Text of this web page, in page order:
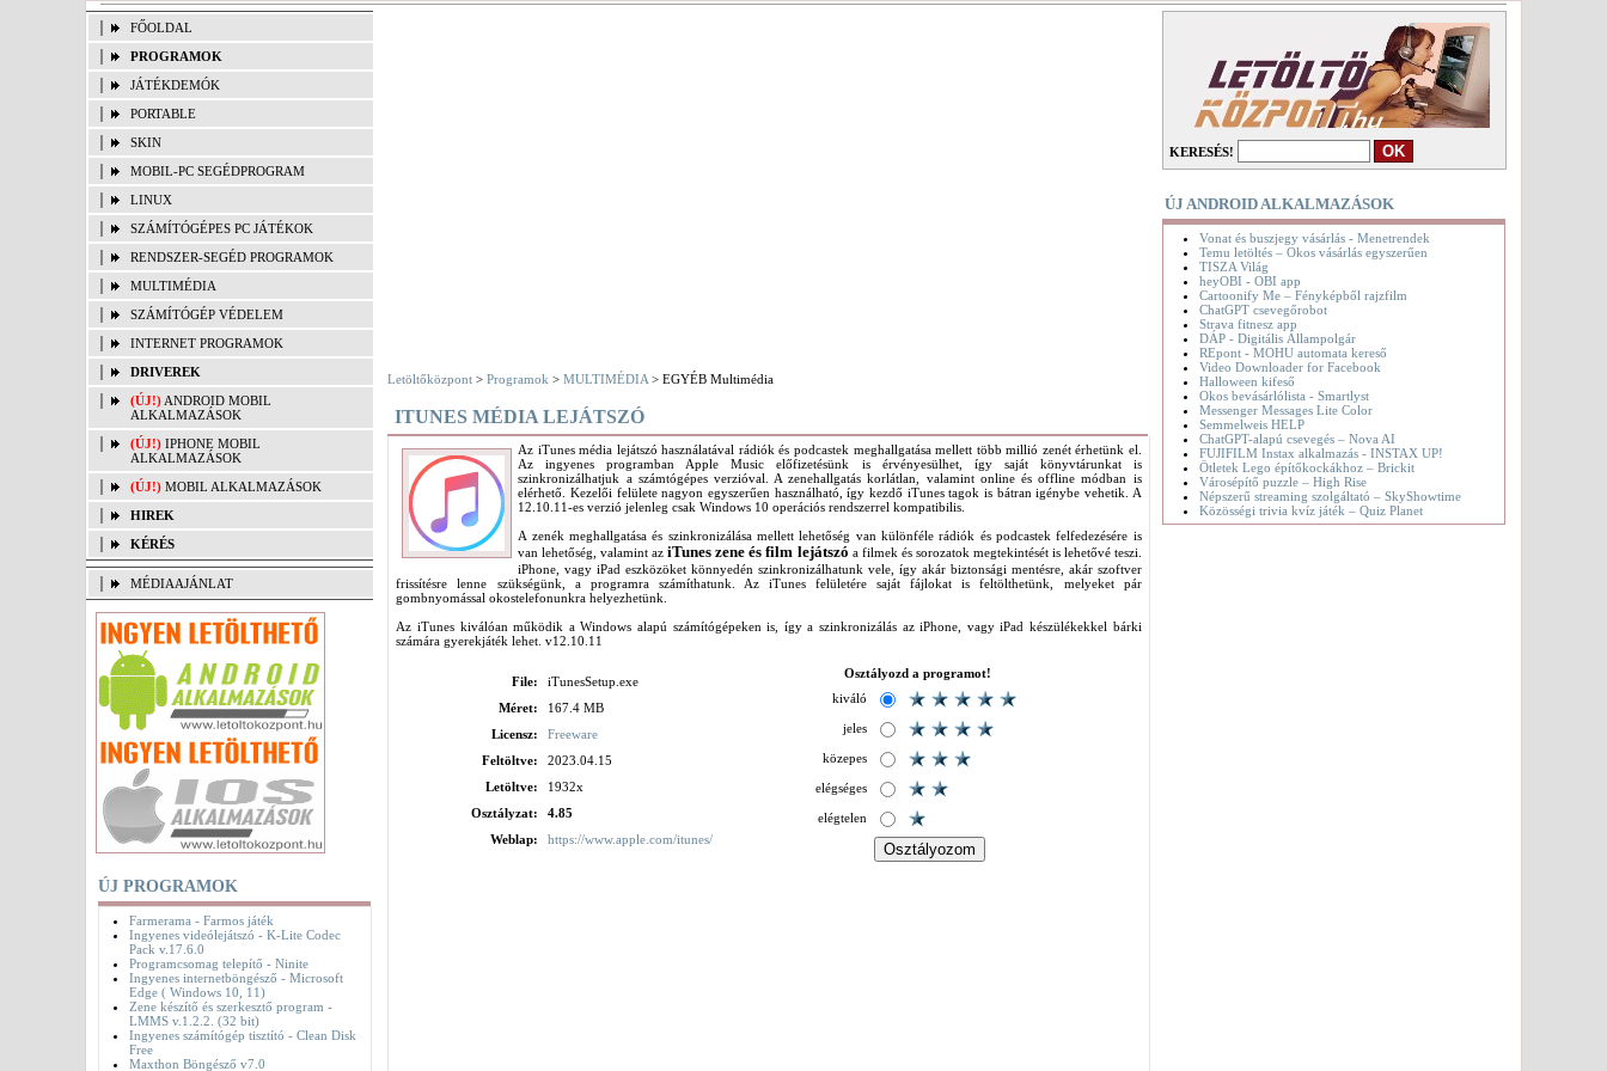
FŐOLDAL
PROGRAMOK
JÁTÉKDEMÓK
PORTABLE
SKIN
MOBIL-PC SEGÉDPROGRAM
LINUX
SZÁMÍTÓGÉPES PC JÁTÉKOK
RENDSZER-SEGÉD PROGRAMOK
MULTIMÉDIA
SZÁMÍTÓGÉP VÉDELEM
INTERNET PROGRAMOK
DRIVEREK
(ÚJ!) ANDROID MOBIL
ALKALMAZÁSOK
(ÚJ!) IPHONE MOBIL
ALKALMAZÁSOK
(ÚJ!) MOBIL ALKALMAZÁSOK
HIREK
KÉRÉS
MÉDIAAJÁNLAT
ÚJ PROGRAMOK
Farmerama - Farmos játék
Ingyenes videólejátszó - K-Lite Codec
Pack v.17.6.0
Programcsomag telepítő - Ninite
Ingyenes internetböngésző - Microsoft
Edge ( Windows 10, 11)
Zene készítő és szerkesztő program -
LMMS v.1.2.2. (32 bit)
Ingyenes számítógép tisztító - Clean Disk
Free
Maxthon Böngésző v7.0
Letöltőközpont > Programok > MULTIMÉDIA > EGYÉB Multimédia
ITUNES MÉDIA LEJÁTSZÓ
Az iTunes média lejátszó használatával rádiók és podcastek meghallgatása mellett több millió zenét érhetünk el.
Az ingyenes programban Apple Music előfizetésünk is érvényesülhet, így saját könyvtárunkat is
szinkronizálhatjuk a számtógépes verzióval. A zenehallgatás korlátlan, valamint online és offline módban is
elérhető. Kezelői felülete nagyon egyszerűen használható, így kezdő iTunes tagok is bátran igénybe vehetik. A
12.10.11-es verzió jelenleg csak Windows 10 operációs rendszerrel kompatibilis.
A zenék meghallgatása és szinkronizálása mellett lehetőség van különféle rádiók és podcastek felfedezésére is
van lehetőség, valamint aziTunes zene és film lejátszó a filmek és sorozatok megtekintését is lehetővé teszi.
iPhone, vagy iPad eszközöket könnyedén szinkronizálhatunk vele, így akár biztonsági mentésre, akár szoftver
frissítésre lenne szükségünk, a programra számíthatunk. Az iTunes felületére saját fájlokat is feltölthetünk, melyeket pár
gombnyomással okostelefonunkra helyezhetünk.
Az iTunes kiválóan működik a Windows alapú számítógépeken is, így a szinkronizálás az iPhone, vagy iPad készülékekkel bárki
számára gyerekjáték lehet. v12.10.11
File:
iTunesSetup.exe
Méret:
167.4 MB
Licensz:
Freeware
Feltöltve:
2023.04.15
Letöltve:
1932x
Osztályzat:
4.85
Weblap:
https://www.apple.com/itunes/
Osztályozd a programot!
kiváló
jeles
közepes
elégséges
elégtelen
KERESÉS!
ÚJ ANDROID ALKALMAZÁSOK
Vonat és buszjegy vásárlás - Menetrendek
Temu letöltés – Okos vásárlás egyszerűen
TISZA Világ
heyOBI - OBI app
Cartoonify Me – Fényképből rajzfilm
ChatGPT csevegőrobot
Strava fitnesz app
DÁP - Digitális Állampolgár
REpont - MOHU automata kereső
Video Downloader for Facebook
Halloween kifeső
Okos bevásárlólista - Smartlyst
Messenger Messages Lite Color
Semmelweis HELP
ChatGPT-alapú csevegés – Nova AI
FUJIFILM Instax alkalmazás - INSTAX UP!
Ötletek Lego építőkockákhoz – Brickit
Városépítő puzzle – High Rise
Népszerű streaming szolgáltató – SkyShowtime
Közösségi trivia kvíz játék – Quiz Planet